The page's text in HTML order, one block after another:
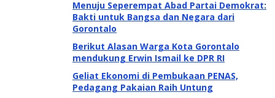
Menuju Seperempat Abad Partai Demokrat:
Bakti untuk Bangsa dan Negara dari
Gorontalo
Berikut Alasan Warga Kota Gorontalo
mendukung Erwin Ismail ke DPR RI
Geliat Ekonomi di Pembukaan PENAS,
Pedagang Pakaian Raih Untung